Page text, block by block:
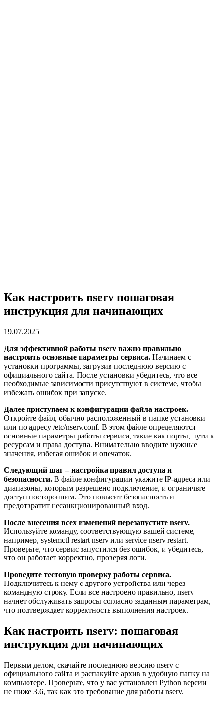
Как настроить nserv пошаговая
инструкция для начинающих
19.07.2025
Для эффективной работы nserv важно правильно
настроить основные параметры сервиса. Начинаем с
установки программы, загрузив последнюю версию с
официального сайта. После установки убедитесь, что все
необходимые зависимости присутствуют в системе, чтобы
избежать ошибок при запуске.
Далее приступаем к конфигурации файла настроек.
Откройте файл, обычно расположенный в папке установки
или по адресу /etc/nserv.conf. В этом файле определяются
основные параметры работы сервиса, такие как порты, пути к
ресурсам и права доступа. Внимательно вводите нужные
значения, избегая ошибок и опечаток.
Следующий шаг – настройка правил доступа и
безопасности. В файле конфигурации укажите IP-адреса или
диапазоны, которым разрешено подключение, и ограничьте
доступ посторонним. Это повысит безопасность и
предотвратит несанкционированный вход.
После внесения всех изменений перезапустите nserv.
Используйте команду, соответствующую вашей системе,
например, systemctl restart nserv или service nserv restart.
Проверьте, что сервис запустился без ошибок, и убедитесь,
что он работает корректно, проверяя логи.
Проведите тестовую проверку работы сервиса.
Подключитесь к нему с другого устройства или через
командную строку. Если все настроено правильно, nserv
начнет обслуживать запросы согласно заданным параметрам,
что подтверждает корректность выполнения настроек.
Как настроить nserv: пошаговая
инструкция для начинающих
Первым делом, скачайте последнюю версию nserv с
официального сайта и распакуйте архив в удобную папку на
компьютере. Проверьте, что у вас установлен Python версии
не ниже 3.6, так как это требование для работы nserv.